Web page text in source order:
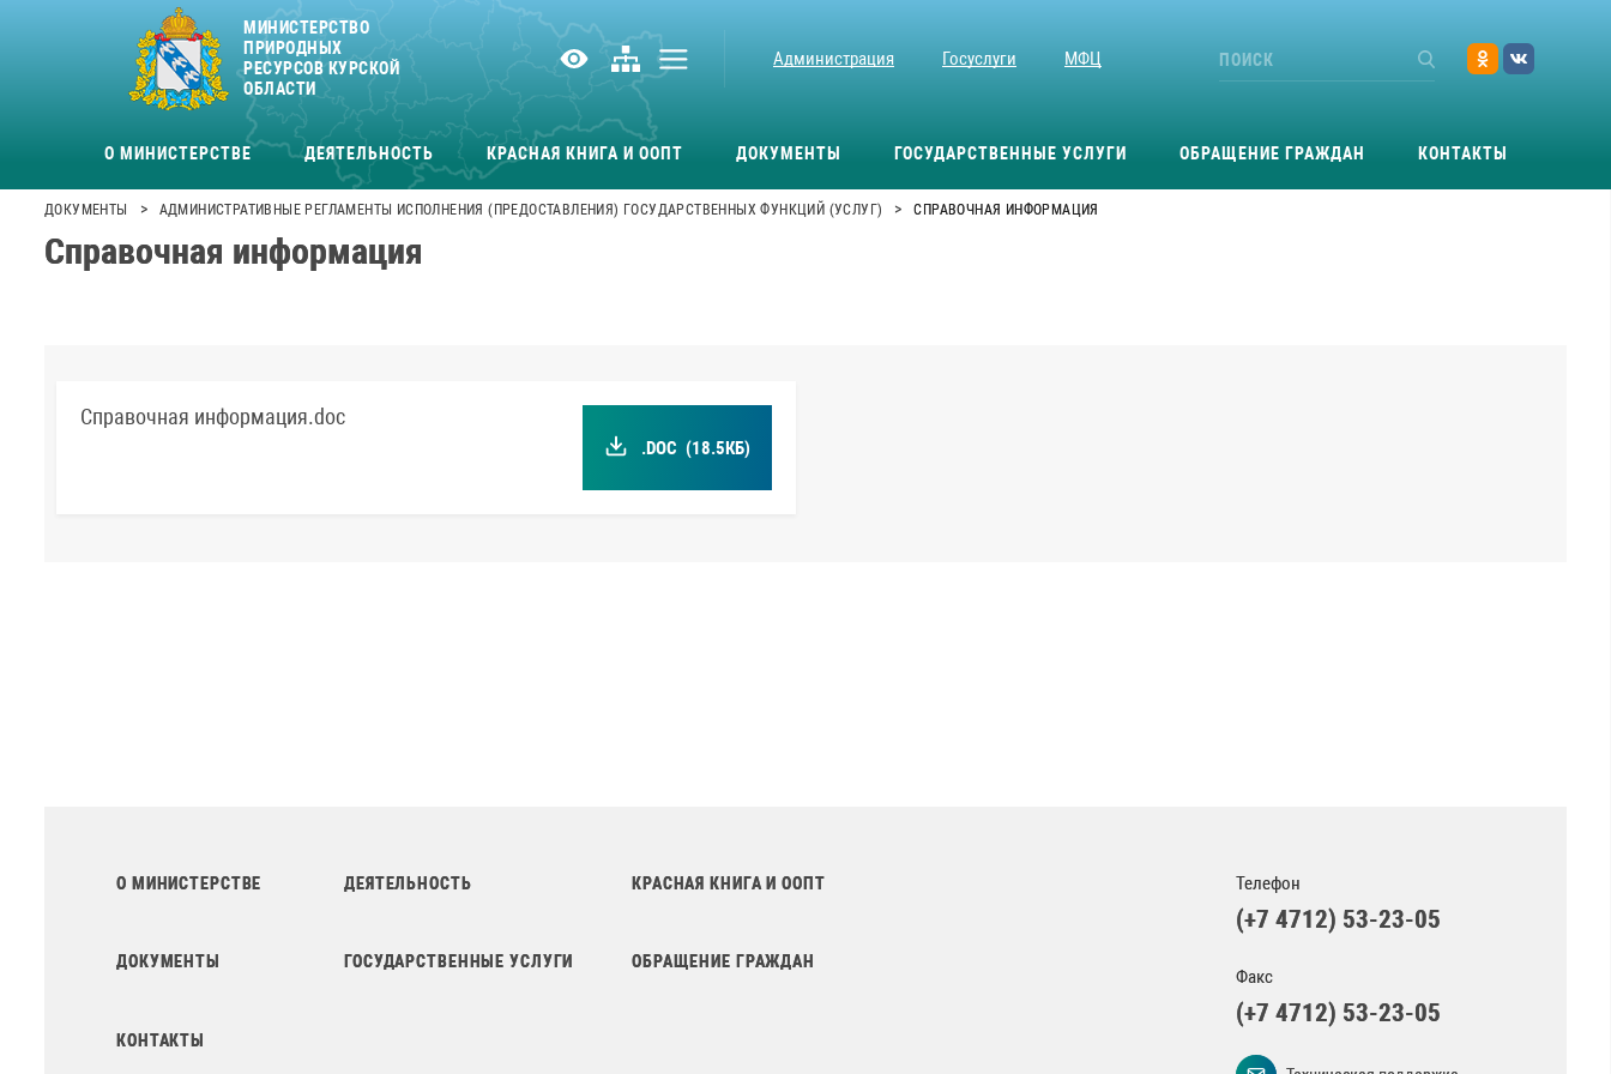
МИНИСТЕРСТВО
ПРИРОДНЫХ
РЕСУРСОВ КУРСКОЙ
ОБЛАСТИ
Администрация Госуслуги МФЦ
О МИНИСТЕРСТВЕ ДЕЯТЕЛЬНОСТЬ КРАСНАЯ КНИГА И ООПТ ДОКУМЕНТЫ ГОСУДАРСТВЕННЫЕ УСЛУГИ ОБРАЩЕНИЕ ГРАЖДАН КОНТАКТЫ
ДОКУМЕНТЫ > АДМИНИСТРАТИВНЫЕ РЕГЛАМЕНТЫ ИСПОЛНЕНИЯ (ПРЕДОСТАВЛЕНИЯ) ГОСУДАРСТВЕННЫХ ФУНКЦИЙ (УСЛУГ) > СПРАВОЧНАЯ ИНФОРМАЦИЯ
Справочная информация
Справочная информация.doc
.DOC (18.5КБ)
О МИНИСТЕРСТВЕ ДЕЯТЕЛЬНОСТЬ КРАСНАЯ КНИГА И ООПТ
ДОКУМЕНТЫ ГОСУДАРСТВЕННЫЕ УСЛУГИ ОБРАЩЕНИЕ ГРАЖДАН
КОНТАКТЫ
Телефон
(+7 4712) 53-23-05
Факс
(+7 4712) 53-23-05